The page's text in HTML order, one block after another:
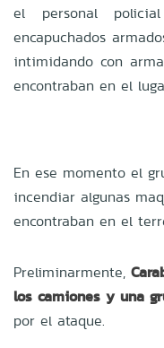
el personal
encapuchados
intimidando con
encontraban en el
En ese momento el
incendiar algunas
encontraban en el
Preliminarmente,
los camiones y una
por el ataque.